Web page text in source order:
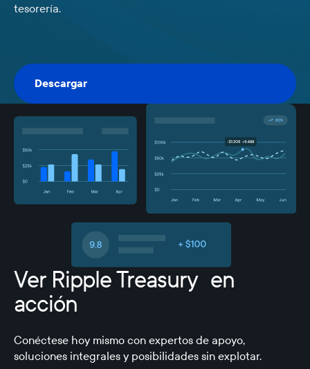
tesorería.
Descargar
Descargar
Ver Ripple Treasury en
acción
Conéctese hoy mismo con expertos de apoyo,
soluciones integrales y posibilidades sin explotar.